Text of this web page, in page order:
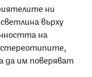
ни
върху
на
да им поверяват